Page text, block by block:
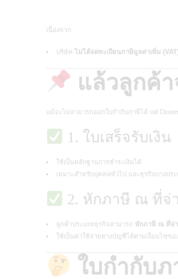
เนื่องจาก:
บริษัท ไม่ได้จดทะเบียนภาษีมูลค่าเพิ่ม
แล้วลูกค้า
แม้จะไม่สามารถออกใบกำกับภาษีได้ แต่
1. ใบเสร็จรับเงิน
ใช้เป็นหลักฐานการชำระเงินได้
เหมาะสำหรับบุคคลทั่วไป และธุรกิจบางประ
2. หักภาษี ณ ที่จ่
ลูกค้าประเภทธุรกิจสามารถ หักภาษี ณ ที่จ่
ใช้เป็นค่าใช้จ่ายทางบัญชีได้ตามเงื่อนไขขอ
ใบกำกับภ